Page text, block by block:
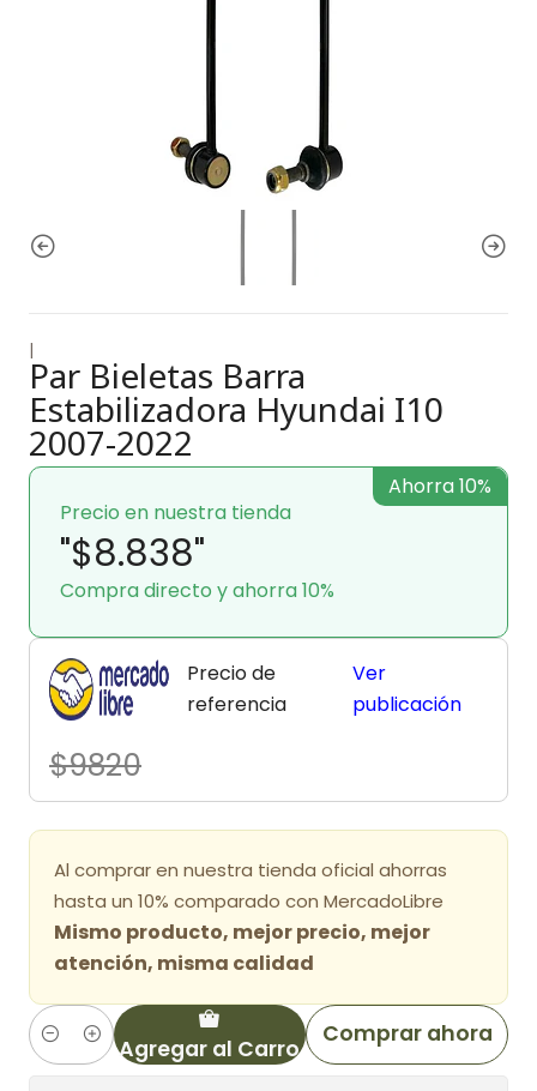
|
Par Bieletas Barra
Estabilizadora Hyundai I10
2007-2022
Precio en nuestra tienda
"$8.838"
Compra directo y ahorra 10%
Ahorra 10%
Precio de
referencia
$9820
Ver
publicación
Al comprar en nuestra tienda oficial ahorras
hasta un 10% comparado con MercadoLibre
Mismo producto, mejor precio, mejor
atención, misma calidad
Cantidad Agregar al Carro
Comprar ahora